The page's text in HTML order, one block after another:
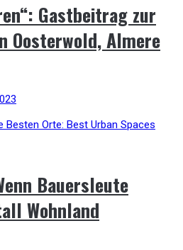
Gastbeitrag zur
Oosterwold, Almere
Besten Orte: Best Urban Spaces
Bauersleute
Wohnland